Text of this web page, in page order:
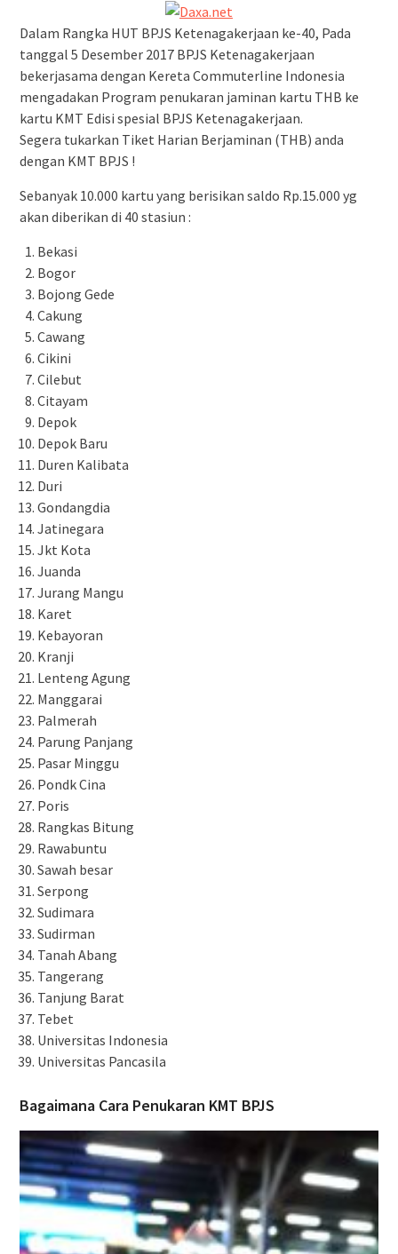
Dalam Rangka HUT BPJS Ketenagakerjaan ke-40, Pada
tanggal 5 Desember 2017 BPJS Ketenagakerjaan
bekerjasama dengan Kereta Commuterline Indonesia
mengadakan Program penukaran jaminan kartu THB ke
kartu KMT Edisi spesial BPJS Ketenagakerjaan.
Segera tukarkan Tiket Harian Berjaminan (THB) anda
dengan KMT BPJS !
Sebanyak 10.000 kartu yang berisikan saldo Rp.15.000 yg
akan diberikan di 40 stasiun :
Bekasi
Bogor
Bojong Gede
Cakung
Cawang
Cikini
Cilebut
Citayam
Depok
Depok Baru
Duren Kalibata
Duri
Gondangdia
Jatinegara
Jkt Kota
Juanda
Jurang Mangu
Karet
Kebayoran
Kranji
Lenteng Agung
Manggarai
Palmerah
Parung Panjang
Pasar Minggu
Pondk Cina
Poris
Rangkas Bitung
Rawabuntu
Sawah besar
Serpong
Sudimara
Sudirman
Tanah Abang
Tangerang
Tanjung Barat
Tebet
Universitas Indonesia
Universitas Pancasila
Bagaimana Cara Penukaran KMT BPJS